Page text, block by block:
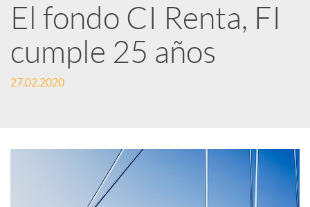
e
d
El fondo CI Renta, FI
cumple 25 años
27.02.2020